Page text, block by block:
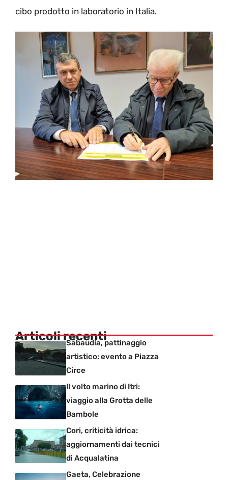
cibo prodotto in laboratorio in Italia.
Articoli recentiSabaudia, pattinaggio
artistico: evento a Piazza
Circe
Il volto marino di Itri:
viaggio alla Grotta delle
Bambole
Cori, criticità idrica:
aggiornamenti dai tecnici
di Acqualatina
Gaeta, Celebrazione